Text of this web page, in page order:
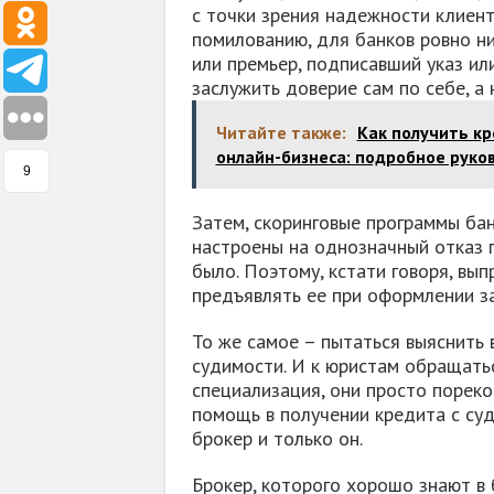
с точки зрения надежности
помилованию, для банков ровно
или премьер, подписавший указ
заслужить доверие сам по себе, а
Читайте также: Как получить
онлайн-бизнеса: подробное
Затем, скоринговые программы
настроены на однозначный
было. Поэтому, кстати говоря,
предъявлять ее при оформлении
То же самое – пытаться выяснить
судимости. И к юристам
специализация, они просто
помощь в получении кредита с
брокер и только он.
Брокер, которого хорошо знают в
9